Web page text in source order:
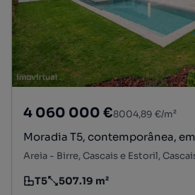
4 060 000 €8004,89 €/m²
Moradia T5, contemporânea,
Areia - Birre, Cascais e Estoril,
Tipologia
T5
Preço por metro quadrado
507.19 m²